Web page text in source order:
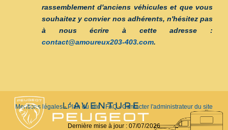
rassemblement d'anciens véhicules et que vous
souhaitez y convier nos adhérents, n'hésitez pas
à nous écrire à cette adresse :
contact@amoureux203-403.com.
Mentions légales-Plan du site- FAQ-Contacter l'administrateur du site
Dernière mise à jour : 07/07/2026